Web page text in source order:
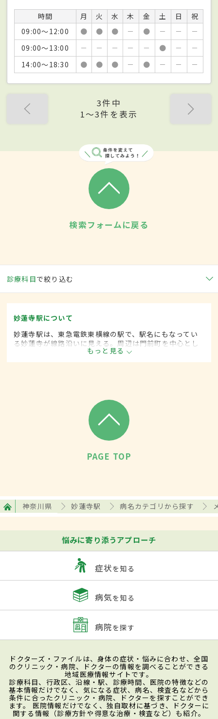
時間 月 火 水 木 金 土 日
祝
09:00～12:00
● ● ● － ● － －
－
09:00～13:00
－ － － － － ● －
－
14:00～18:30
● ● ● － ● － － －
3件中
1〜3件を表示
検索フォームに戻る
診療科目で絞り込む
妙蓮寺駅について
妙蓮寺駅は、東急電鉄東横線の駅で、駅名にもなってい
る妙蓮寺が線路沿いに見える。周辺は門前町を中心とし
た住宅街で、下町の雰囲気を残した商店街や多くのクリ
ニックなどがある。近くには菊名池公園も。
もっと見る
PAGE TOP
神奈川県 妙蓮寺駅 病名カテゴリから探す
悩みに寄り添うアプローチ
症状を知る
病気を知る
病院を探す
ドクターズ・ファイルは、身体の症状・悩みに合わせ、全国
のクリニック・病院、ドクターの情報を調べることができる
地域医療情報サイトです。
診療科目、行政区、沿線・駅、診療時間、医院の特徴などの
基本情報だけでなく、気になる症状、病名、検査名などから
条件に合ったクリニック・病院、ドクターを探すことができ
ます。 医院情報だけでなく、独自取材に基づき、ドクターに
関する情報（診療方針や得意な治療・検査など）も紹介。